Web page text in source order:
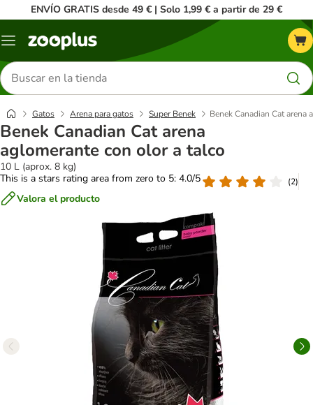
ENVÍO GRATIS desde 49 € | Solo 1,99 € a partir de 29 €
Menú
Buscar
productos
Gatos Arena para gatos Super Benek Benek Canadian Cat
Benek Canadian Cat arena
aglomerante con olor a talco
10 L (aprox. 8 kg)
This is a stars rating area from zero to 5: 4.0/5
(2)
Valora el producto